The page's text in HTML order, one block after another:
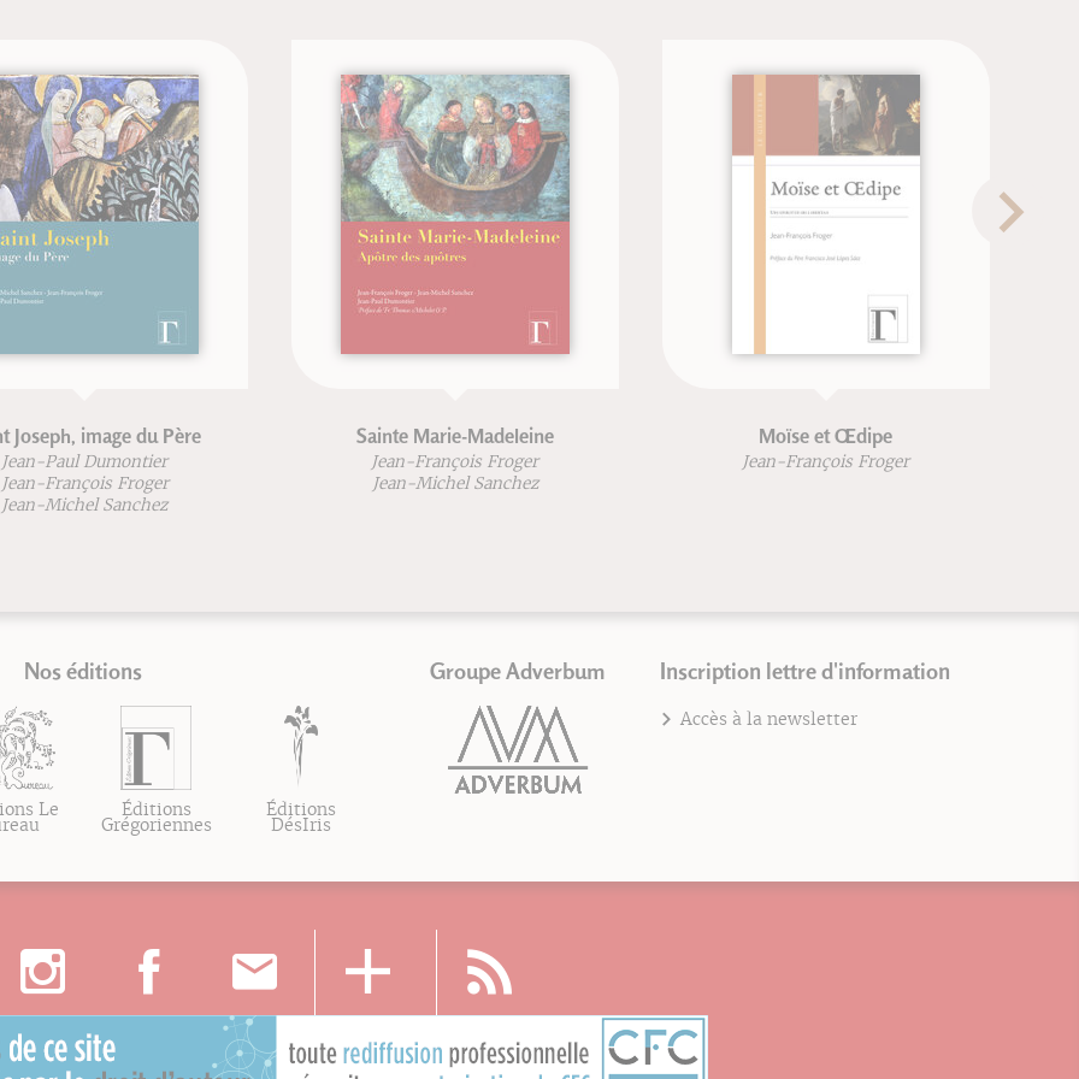
Sainte Marie-Madeleine
Jean-François Froger
Jean-Michel Sanchez
Moïse et Œdipe
Jean-François Froger
Une vie incorruptible
Jean-François Froger
Nos éditions
Le Éditions
Grégoriennes
Éditions
DésIris
Groupe Adverbum Inscription lettre d'information
Accès à la newsletter